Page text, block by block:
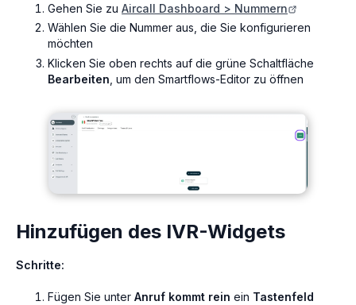
Gehen Sie zu Aircall Dashboard > Nummern
Wählen Sie die Nummer aus, die Sie konfigurieren
möchten
Klicken Sie oben rechts auf die grüne Schaltfläche
Bearbeiten , um den Smartflows-Editor zu öffnen
Hinzufügen des IVR-Widgets
Schritte:
Fügen Sie unter Anruf kommt rein ein Tastenfeld